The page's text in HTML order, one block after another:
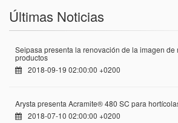
Últimas Noticias
Seipasa presenta la renovación de la imagen de
productos
2018-09-19 02:00:00 +0200
Arysta presenta Acramite® 480 SC para
2018-07-10 02:00:00 +0200